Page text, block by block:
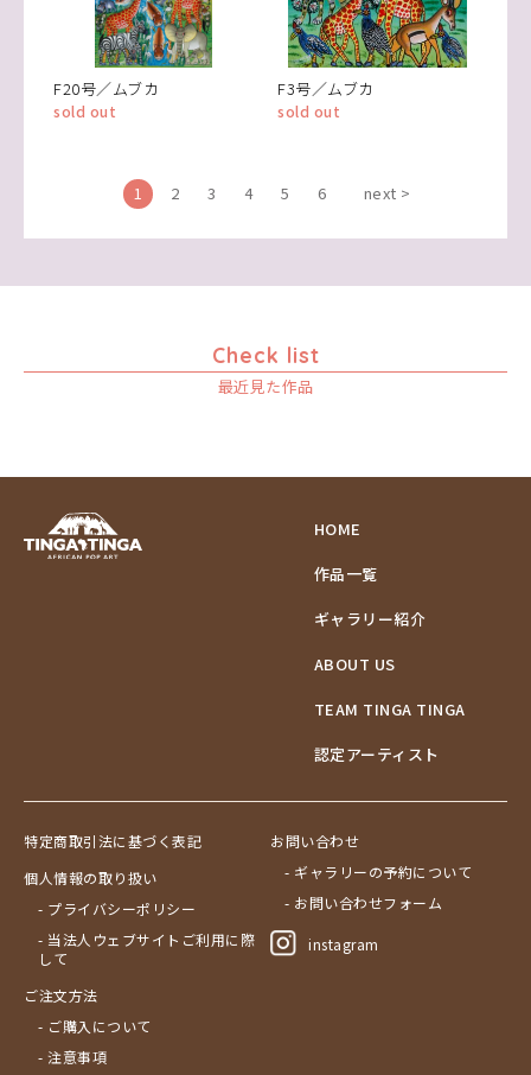
F20号／ムブカ
sold out
F3号／ムブカ
sold out
1 2 3 4 5 6 next >
Check list
最近見た作品
HOME
作品一覧
ギャラリー紹介
ABOUT US
TEAM TINGA TINGA
認定アーティスト
特定商取引法に基づく表記
個人情報の取り扱い
- プライバシーポリシー
- 当法人ウェブサイトご利用に際
して
ご注文方法
- ご購入について
- 注意事項
お問い合わせ
- ギャラリーの予約について
- お問い合わせフォーム
instagram